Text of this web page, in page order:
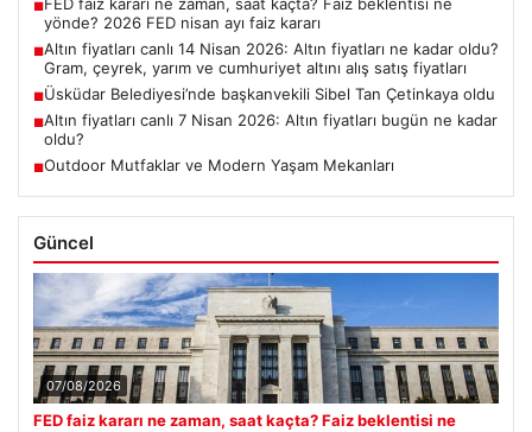
■
yönde? 2026 FED nisan ayı faiz kararı
■Altın fiyatları canlı 14 Nisan 2026: Altın fiyatları ne kadar oldu?
Gram, çeyrek, yarım ve cumhuriyet altını alış satış fiyatları
■Üsküdar Belediyesi’nde başkanvekili Sibel Tan Çetinkaya oldu
■Altın fiyatları canlı 7 Nisan 2026: Altın fiyatları bugün ne kadar
oldu?
■Outdoor Mutfaklar ve Modern Yaşam Mekanları
Güncel
07/08/2026
FED faiz kararı ne zaman, saat kaçta? Faiz beklentisi ne